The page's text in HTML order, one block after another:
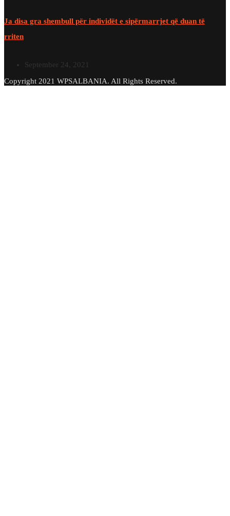
Ja disa gra shembull për individët e sipërmarrjet që duan të
rriten
September 24, 2021
Copyright 2021 WPSALBANIA. All Rights Reserved.